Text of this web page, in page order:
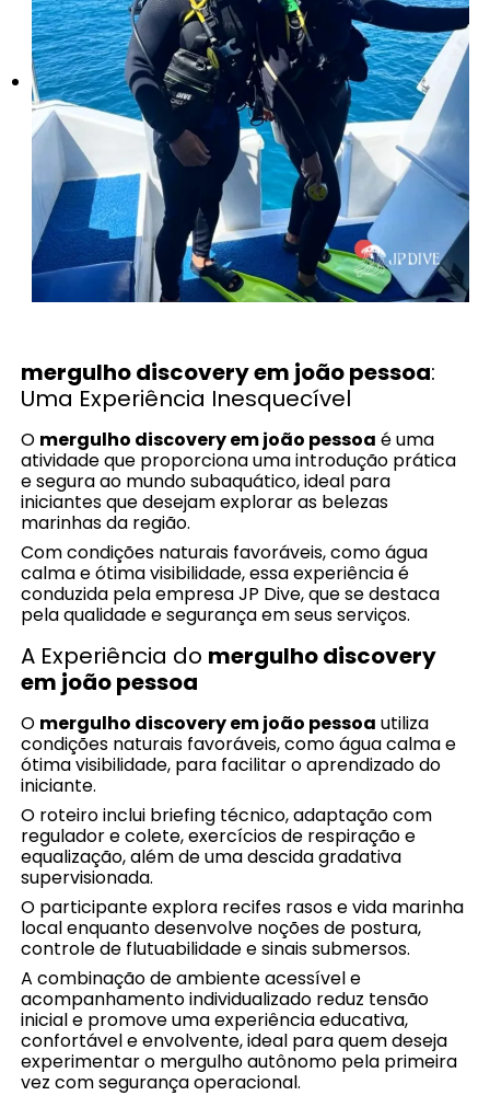
mergulho discovery em joão pessoa:
Uma Experiência Inesquecível
O mergulho discovery em joão pessoa é uma
atividade que proporciona uma introdução prática
e segura ao mundo subaquático, ideal para
iniciantes que desejam explorar as belezas
marinhas da região.
Com condições naturais favoráveis, como água
calma e ótima visibilidade, essa experiência é
conduzida pela empresa JP Dive, que se destaca
pela qualidade e segurança em seus serviços.
A Experiência do mergulho discovery
em joão pessoa
O mergulho discovery em joão pessoa utiliza
condições naturais favoráveis, como água calma e
ótima visibilidade, para facilitar o aprendizado do
iniciante.
O roteiro inclui briefing técnico, adaptação com
regulador e colete, exercícios de respiração e
equalização, além de uma descida gradativa
supervisionada.
O participante explora recifes rasos e vida marinha
local enquanto desenvolve noções de postura,
controle de flutuabilidade e sinais submersos.
A combinação de ambiente acessível e
acompanhamento individualizado reduz tensão
inicial e promove uma experiência educativa,
confortável e envolvente, ideal para quem deseja
experimentar o mergulho autônomo pela primeira
vez com segurança operacional.